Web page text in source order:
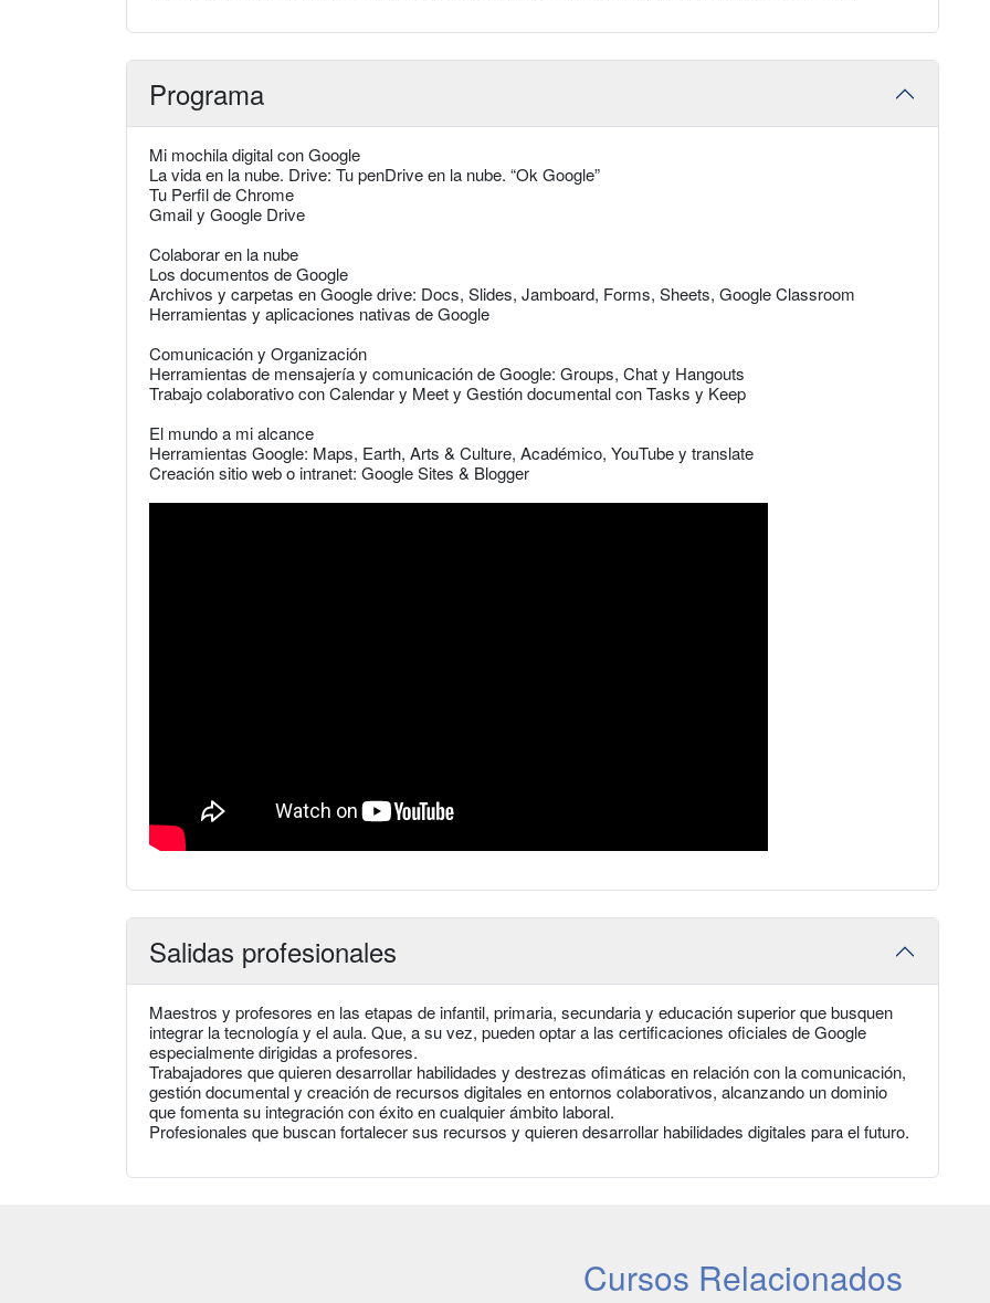
Programa
Mi mochila digital con Google
La vida en la nube. Drive: Tu penDrive en la nube. “Ok Google”
Tu Perfil de Chrome
Gmail y Google Drive
Colaborar en la nube
Los documentos de Google
Archivos y carpetas en Google drive: Docs, Slides, Jamboard, Forms, Sheets, Google Classroom
Herramientas y aplicaciones nativas de Google
Comunicación y Organización
Herramientas de mensajería y comunicación de Google: Groups, Chat y Hangouts
Trabajo colaborativo con Calendar y Meet y Gestión documental con Tasks y Keep
El mundo a mi alcance
Herramientas Google: Maps, Earth, Arts & Culture, Académico, YouTube y translate
Creación sitio web o intranet: Google Sites & Blogger
Salidas profesionales
Maestros y profesores en las etapas de infantil, primaria, secundaria y educación superior que busquen
integrar la tecnología y el aula. Que, a su vez, pueden optar a las certificaciones oficiales de Google
especialmente dirigidas a profesores.
Trabajadores que quieren desarrollar habilidades y destrezas ofimáticas en relación con la comunicación,
gestión documental y creación de recursos digitales en entornos colaborativos, alcanzando un dominio
que fomenta su integración con éxito en cualquier ámbito laboral.
Profesionales que buscan fortalecer sus recursos y quieren desarrollar habilidades digitales para el futuro.
Cursos Relacionados